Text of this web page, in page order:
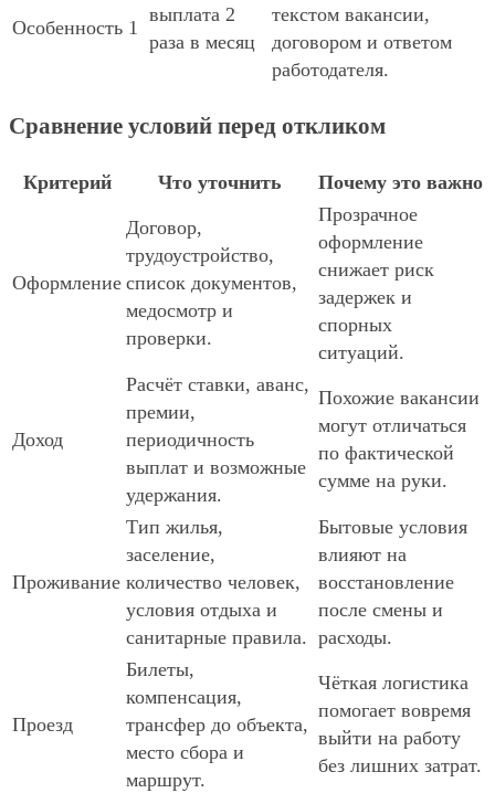
Особенность 1
выплата 2
раза в месяц
текстом вакансии,
договором и ответом
работодателя.
Сравнение условий перед откликом
Критерий Что уточнить Почему это важно
Оформление
Договор,
трудоустройство,
список документов,
медосмотр и
проверки.
Прозрачное
оформление
снижает риск
задержек и
спорных
ситуаций.
Доход
Расчёт ставки, аванс,
премии,
периодичность
выплат и возможные
удержания.
Похожие вакансии
могут отличаться
по фактической
сумме на руки.
Проживание
Тип жилья,
заселение,
количество человек,
условия отдыха и
санитарные правила.
Бытовые условия
влияют на
восстановление
после смены и
расходы.
Проезд
Билеты,
компенсация,
трансфер до объекта,
место сбора и
маршрут.
Чёткая логистика
помогает вовремя
выйти на работу
без лишних затрат.